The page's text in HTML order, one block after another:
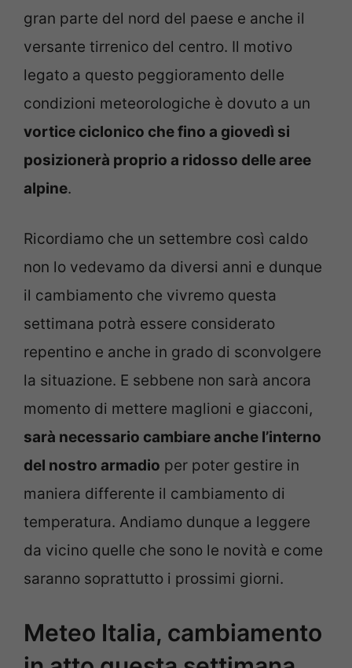
gran parte del nord del paese e anche il
versante tirrenico del centro. Il motivo
legato a questo peggioramento delle
condizioni meteorologiche è dovuto a un
vortice ciclonico che fino a giovedì si
posizionerà proprio a ridosso delle aree
alpine.
Ricordiamo che un settembre così caldo
non lo vedevamo da diversi anni e dunque
il cambiamento che vivremo questa
settimana potrà essere considerato
repentino e anche in grado di sconvolgere
la situazione. E sebbene non sarà ancora
momento di mettere maglioni e giacconi,
sarà necessario cambiare anche l’interno
del nostro armadio per poter gestire in
maniera differente il cambiamento di
temperatura. Andiamo dunque a leggere
da vicino quelle che sono le novità e come
saranno soprattutto i prossimi giorni.
Meteo Italia, cambiamento